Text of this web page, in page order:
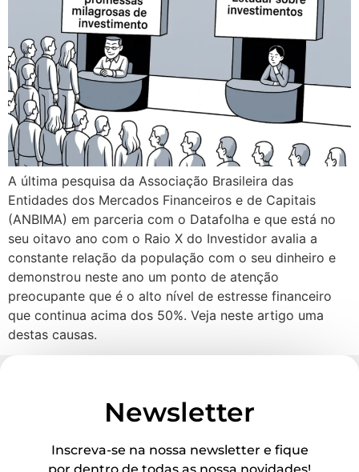
A última pesquisa da Associação Brasileira das
Entidades dos Mercados Financeiros e de Capitais
(ANBIMA) em parceria com o Datafolha e que está no
seu oitavo ano com o Raio X do Investidor avalia a
constante relação da população com o seu dinheiro e
demonstrou neste ano um ponto de atenção
preocupante que é o alto nível de estresse financeiro
que continua acima dos 50%. Veja neste artigo uma
destas causas.
Newsletter
Inscreva-se na nossa newsletter e fique